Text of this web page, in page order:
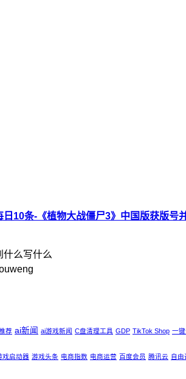
10条-《植物大战僵尸3》中国版获版号
什么写什么
荐 ai新闻 ai游戏新闻 C盘清理工具 GDP TikTok Shop 一
戏启动器 游戏头条 电商指数 电商运营 百度会员 腾讯云 自由